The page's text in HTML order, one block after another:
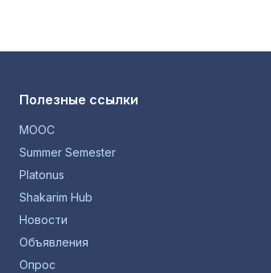
Полезные ссылки
MOOC
Summer Semester
Platonus
Shakarim Hub
Новости
Объявления
Опрос